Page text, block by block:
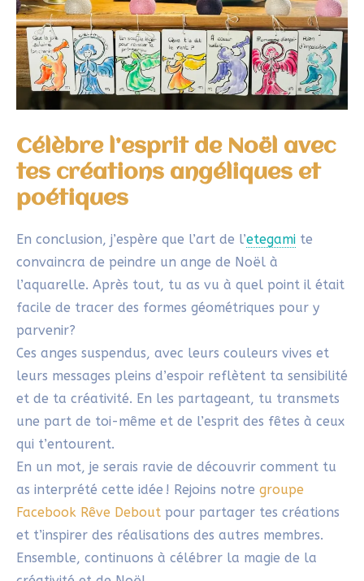
Célèbre l’esprit de Noël avec
tes créations angéliques et
poétiques
En conclusion, j’espère que l’art de l’
l’aquarelle. Après tout, tu as vu à quel point il était
facile de tracer des formes géométriques pour y
parvenir?
leurs messages pleins d’espoir reflètent ta sensibilité
et de ta créativité. En les partageant, tu transmets
une part de toi-même et de l’esprit des fêtes à ceux
qui t’entourent.
En un mot, je serais ravie de découvrir comment tu
as interprété cette idée ! Rejoins notregroupe
Facebook Rêve Deboutpour partager tes créations
et t’inspirer des réalisations des autres membres.
Ensemble, continuons à célébrer la magie de la
créativité et de Noël.
Sauvegarde l’article sur Pinterest pour le retrouver
: